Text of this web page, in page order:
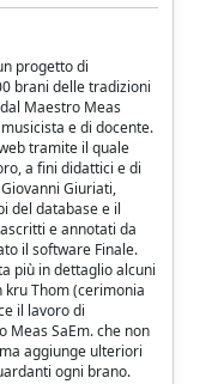
progetto di
brani delle tradizioni
Maestro Meas
e di docente.
tramite il quale
a fini didattici e di
Giuriati,
del database e il
e annotati da
il software Finale.
più in dettaglio alcuni
Thom (cerimonia
il lavoro di
Meas SaEm. che non
aggiunge ulteriori
ogni brano.